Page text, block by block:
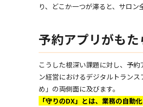
り、どこか一つが滞ると、サロン
予約アプリがも
こうした根深い課題に対し、予
ン経営におけるデジタルトラン
め」の両側面に及びます。
「守りのDX」とは、業務の自動